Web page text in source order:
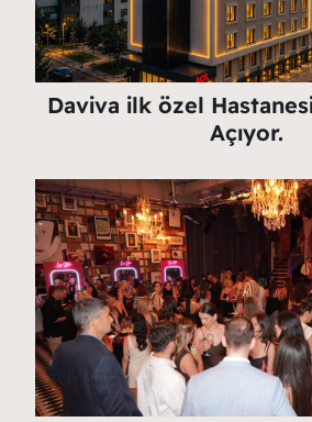
Daviva ilk özel
Açıyor.